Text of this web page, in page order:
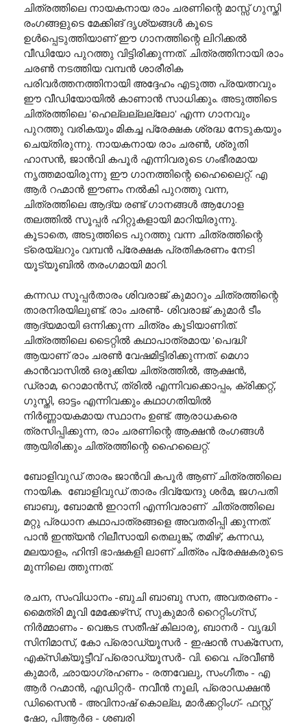
ചിത്രത്തിലെ നായകനായ രാം ചരണിന്റെ മാസ്സ് ഗുസ്തി
രംഗങ്ങളുടെ മേക്കിങ് ദൃശ്യങ്ങൾ കൂടെ
ഉൾപ്പെടുത്തിയാണ് ഈ ഗാനത്തിന്റെ ലിറിക്കൽ
വീഡിയോ പുറത്തു വിട്ടിരിക്കുന്നത്. ചിത്രത്തിനായി രാം
ചരൺ നടത്തിയ വമ്പൻ ശാരീരിക
പരിവർത്തനത്തിനായി അദ്ദേഹം എടുത്ത പ്രയത്നവും
ഈ വീഡിയോയിൽ കാണാൻ സാധിക്കും. അടുത്തിടെ
ചിത്രത്തിലെ 'ഹെല്ലല്ലല്ലോ' എന്ന ഗാനവും
പുറത്തു വരികയും മികച്ച പ്രേക്ഷക ശ്രദ്ധ നേടുകയും
ചെയ്തിരുന്നു. നായകനായ രാം ചരൺ, ശ്രുതി
ഹാസൻ, ജാൻവി കപൂർ എന്നിവരുടെ ഗംഭീരമായ
നൃത്തമായിരുന്നു ഈ ഗാനത്തിന്റെ ഹൈലൈറ്റ്. എ
ആർ റഹ്മാൻ ഈണം നൽകി പുറത്തു വന്ന,
ചിത്രത്തിലെ ആദ്യ രണ്ട് ഗാനങ്ങൾ ആഗോള
തലത്തിൽ സൂപ്പർ ഹിറ്റുകളായി മാറിയിരുന്നു.
കൂടാതെ, അടുത്തിടെ പുറത്തു വന്ന ചിത്രത്തിന്റെ
ട്രെയ്‌ലറും വമ്പൻ പ്രേക്ഷക പ്രതികരണം നേടി
യൂട്യൂബിൽ തരംഗമായി മാറി.
കന്നഡ സൂപ്പർതാരം ശിവരാജ് കുമാറും ചിത്രത്തിന്റെ
താരനിരയിലുണ്ട്. രാം ചരൺ- ശിവരാജ് കുമാർ ടീം
ആദ്യമായി ഒന്നിക്കുന്ന ചിത്രം കൂടിയാണിത്.
ചിത്രത്തിലെ ടൈറ്റിൽ കഥാപാത്രമായ 'പെദ്ധി'
ആയാണ് രാം ചരൺ വേഷമിട്ടിരിക്കുന്നത്. മെഗാ
കാൻവാസിൽ ഒരുക്കിയ ചിത്രത്തിൽ, ആക്ഷൻ,
ഡ്രാമ, റൊമാൻസ്, ത്രിൽ എന്നിവക്കൊപ്പം, ക്രിക്കറ്റ്,
ഗുസ്തി, ഓട്ടം എന്നിവക്കും കഥാഗതിയിൽ
നിർണ്ണായകമായ സ്ഥാനം ഉണ്ട്. ആരാധകരെ
ത്രസിപ്പിക്കുന്ന, രാം ചരണിന്റെ ആക്ഷൻ രംഗങ്ങൾ
ആയിരിക്കും ചിത്രത്തിന്റെ ഹൈലൈറ്റ്.
ബോളിവുഡ് താരം ജാൻവി കപൂർ ആണ് ചിത്രത്തിലെ
നായിക. ബോളിവുഡ് താരം ദിവ്യേന്ദു ശർമ, ജഗപതി
ബാബു, ബോമൻ ഇറാനി എന്നിവരാണ് ചിത്രത്തിലെ
മറ്റു പ്രധാന കഥാപാത്രങ്ങളെ അവതരിപ്പി ക്കുന്നത്.
പാൻ ഇന്ത്യൻ റിലീസായി തെലുങ്ക്, തമിഴ്, കന്നഡ,
മലയാളം, ഹിന്ദി ഭാഷകളി ലാണ് ചിത്രം പ്രേക്ഷകരുടെ
മുന്നിലെ ത്തുന്നത്.
രചന, സംവിധാനം -ബുചി ബാബു സന, അവതരണം -
മൈത്രി മൂവി മേക്കേഴ്‌സ്, സുകുമാർ റൈറ്റിംഗ്സ്,
നിർമ്മാണം - വെങ്കട സതീഷ് കിലാരു, ബാനർ - വൃദ്ധി
സിനിമാസ്, കോ പ്രൊഡ്യൂസർ - ഇഷാൻ സക്സേന,
എക്സിക്യൂട്ടീവ് പ്രൊഡ്യൂസർ- വി. വൈ. പ്രവീൺ
കുമാർ, ഛായാഗ്രഹണം - രത്നവേലു, സംഗീതം - എ
ആർ റഹ്മാൻ, എഡിറ്റർ- നവീൻ നൂലി, പ്രൊഡക്ഷൻ
ഡിസൈൻ - അവിനാഷ് കൊല്ല, മാർക്കറ്റിംഗ്- ഫസ്റ്റ്
ഷോ, പിആർഒ - ശബരി